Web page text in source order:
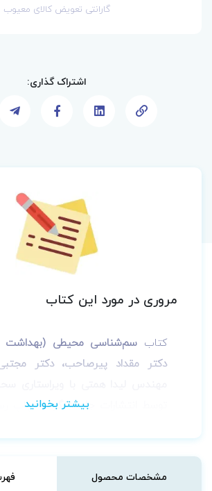
گارانتی تعویض کالای معیوب
اشتراک گذاری:
مروری در مورد این کتاب
کتاب سم‌شناسی محیطی (بهداشت
دکتر مقداد پیرصاحب، دکتر
توسط انتشارات جامعه‌نگربه چاپ
و همچنین
مشخصات محصول